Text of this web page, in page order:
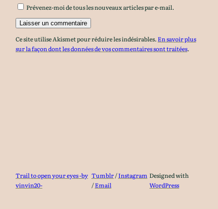
Prévenez-moi de tous les nouveaux articles par e-mail.
Ce site utilise Akismet pour réduire les indésirables.En savoir plus
sur la façon dont les données de vos commentaires sont traitées.
Trail to open your eyes -by
vinvin20-
Tumblr/Instagram
/Email
Designed with
WordPress